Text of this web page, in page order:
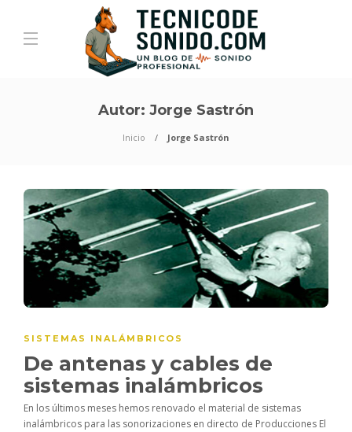
Autor: Jorge Sastrón
Inicio Jorge Sastrón
SISTEMAS INALÁMBRICOS
De antenas y cables de
sistemas inalámbricos
En los últimos meses hemos renovado el material de sistemas
inalámbricos para las sonorizaciones en directo de Producciones El